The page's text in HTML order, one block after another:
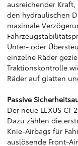
ausreichender
den hydraulischen
maximale
Unter- oder
einzelne Räder
Traktionskontrolle
Räder auf glatten
Passive
Der neue LEXUS
Dazu zählen die
Knie-Airbags für
auslösende Front-